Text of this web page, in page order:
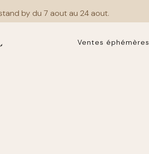
by du 7 aout au 24 aout.
Ventes éphémères